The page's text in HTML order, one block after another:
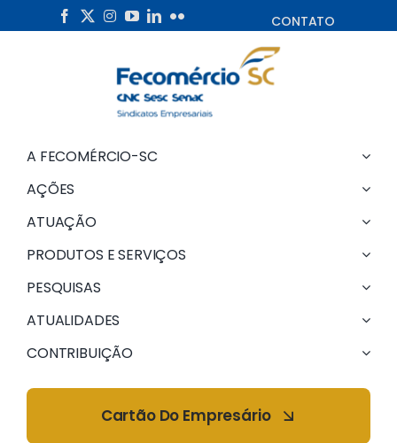
to
CONTATO
A FECOMÉRCIO-SC
AÇÕES
ATUAÇÃO
PRODUTOS E SERVIÇOS
PESQUISAS
ATUALIDADES
CONTRIBUIÇÃO
Cartão Do Empresário